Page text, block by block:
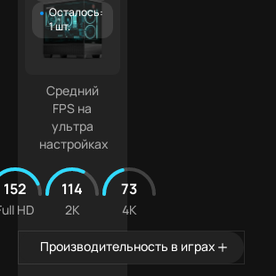
Осталось:
1 шт.
Средний
FPS на
ультра
настройках
152
HD
114
2K
73
4K
Производительность в играх